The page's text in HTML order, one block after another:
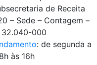
de Receita
– Sede – Contagem –
32.040-000
: de segunda a
às 16h